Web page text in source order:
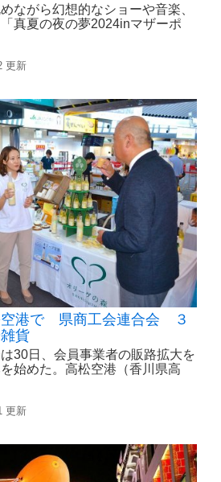
ながら幻想的なショーや音楽、
真夏の夜の夢2024inマザーポ
更新
空港で 県商工会連合会 ３
貨
30日、会員事業者の販路拡大を
始めた。高松空港（香川県高
更新